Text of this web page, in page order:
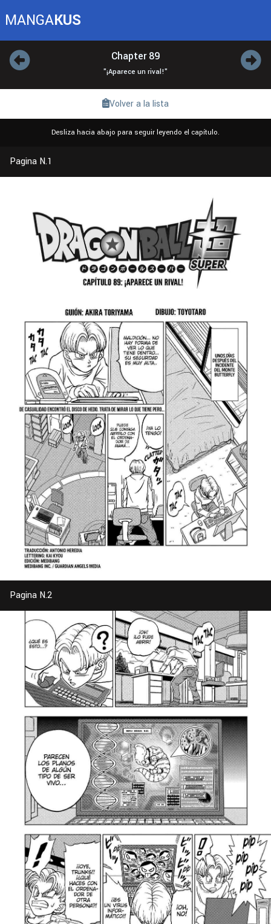
MANGAKUS
Chapter 89
"¡Aparece un rival!"